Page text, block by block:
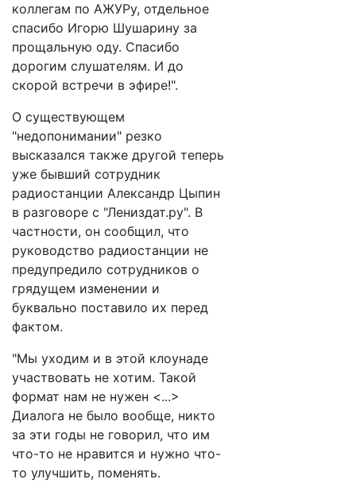
коллегам по АЖУРу, отдельное
спасибо Игорю Шушарину за
прощальную оду. Спасибо
дорогим слушателям. И до
скорой встречи в эфире!".
О существующем
"недопонимании" резко
высказался также другой теперь
уже бывший сотрудник
радиостанции Александр Цыпин
в разговоре с "Лениздат.ру". В
частности, он сообщил, что
руководство радиостанции не
предупредило сотрудников о
грядущем изменении и
буквально поставило их перед
фактом.
"Мы уходим и в этой клоунаде
участвовать не хотим. Такой
формат нам не нужен <...>
Диалога не было вообще, никто
за эти годы не говорил, что им
что-то не нравится и нужно что-
то улучшить, поменять.